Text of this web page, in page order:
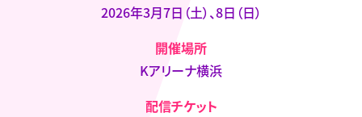
2026年3月7日（土）、8日（日）
開催場所
Kアリーナ横浜
配信チケット